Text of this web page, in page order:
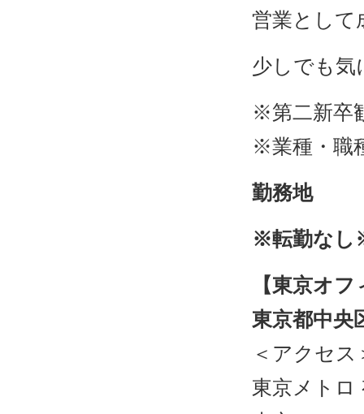
営業として
少しでも気
※第二新卒
※業種・職
勤務地
※転勤な
【東京オ
東京都中央
＜アクセス
東京メトロ